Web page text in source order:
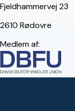
Fjeldhammervej 23
2610 Rødovre
Medlem af: